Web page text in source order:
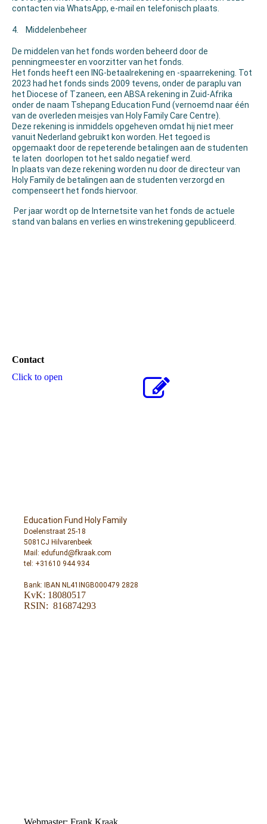
contacten via WhatsApp, e-mail en telefonisch plaats.
4. Middelenbeheer
De middelen van het fonds worden beheerd door de
penningmeester en voorzitter van het fonds.
Het fonds heeft een ING-betaalrekening en -spaarrekening. Tot
2023 had het fonds sinds 2009 tevens, onder de paraplu van
het Diocese of Tzaneen, een ABSA rekening in Zuid-Afrika
onder de naam Tshepang Education Fund (vernoemd naar één
van de overleden meisjes van Holy Family Care Centre).
Deze rekening is inmiddels opgeheven omdat hij niet meer
vanuit Nederland gebruikt kon worden. Het tegoed is
opgemaakt door de repeterende betalingen aan de studenten
te laten doorlopen tot het saldo negatief werd.
In plaats van deze rekening worden nu door de directeur van
Holy Family de betalingen aan de studenten verzorgd en
compenseert het fonds hiervoor.
Per jaar wordt op de Internetsite van het fonds de actuele
stand van balans en verlies en winstrekening gepubliceerd.
Contact
Click to open
Education Fund Holy Family
Doelenstraat 25-18
5081CJ Hilvarenbeek
Mail: edufund@fkraak.com
tel: +31610 944 934
Bank: IBAN NL41INGB000479 2828
KvK: 18080517
RSIN: 816874293
Webmaster: Frank Kraak